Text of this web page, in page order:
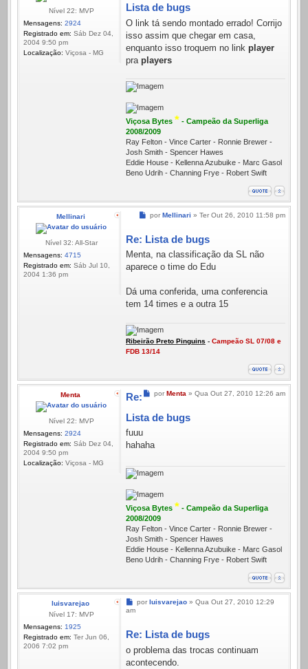
Nível 22: MVP
Mensagens: 2924
Registrado em: Sáb Dez 04,
2004 9:50 pm
Localização: Viçosa - MG
Lista de bugs
O link tá sendo montado errado! Corrijo
isso assim que chegar em casa,
enquanto isso troquem no link player
pra players
Viçosa Bytes * - Campeão da Superliga
2008/2009
Ray Felton - Vince Carter - Ronnie Brewer -
Josh Smith - Spencer Hawes
Eddie House - Kellenna Azubuike - Marc Gasol
Beno Udrih - Channing Frye - Robert Swift
Mellinari
Nível 32: All-Star
Mensagens: 4715
Registrado em: Sáb Jul 10,
2004 1:36 pm
Mensagem
por Mellinari » Ter Out 26, 2010 11:58 pm
Re: Lista de bugs
Menta, na classificação da SL não
aparece o time do Edu
Dá uma conferida, uma conferencia
tem 14 times e a outra 15
Ribeirão Preto Pinguins - Campeão SL 07/08 e
FDB 13/14
Menta
Nível 22: MVP
Mensagens: 2924
Registrado em: Sáb Dez 04,
2004 9:50 pm
Localização: Viçosa - MG
Mensagem
por Menta » Qua Out 27, 2010 12:26 am
Re:
Lista de bugs
fuuu
hahaha
Viçosa Bytes * - Campeão da Superliga
2008/2009
Ray Felton - Vince Carter - Ronnie Brewer -
Josh Smith - Spencer Hawes
Eddie House - Kellenna Azubuike - Marc Gasol
Beno Udrih - Channing Frye - Robert Swift
luisvarejao
Nível 17: MVP
Mensagens: 1925
Registrado em: Ter Jun 06,
2006 7:02 pm
Mensagem
por luisvarejao» Qua Out 27, 2010 12:29
am
Re: Lista de bugs
o problema das trocas continuam
acontecendo.